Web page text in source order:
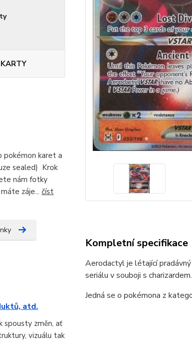
pokémon karet a
sealed) Krok
nám fotky
záje... číst
atd.
spousty změn, ať
vizuálu tak
Kompletní specifikace
Aerodactyl je létající
seriálu v souboji s charizardem.
Jedná se o pokémona z